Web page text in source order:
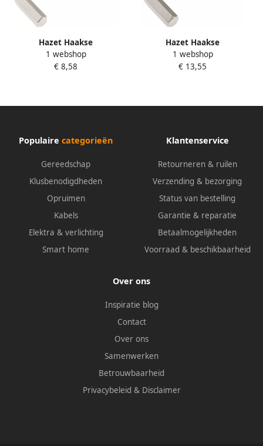
Hazet Haakse
schroevendraaier 2100-10 ·
Binnen-zeskant-profiel · SW
1 webshop
€ 8,58
Hazet Haakse
schroevendraaier 2100-14 ·
Binnen-zeskant-profiel · SW
1 webshop
€ 13,55
Populaire categorieën
Gereedschap
Klusbenodigdheden
Opruimen
Kabels
Elektra & verlichting
Smart home
Klantenservice
Retourneren & ruilen
Verzending & bezorging
Status van bestelling
Garantie & reparatie
Betaalmogelijkheden
Voorraad & beschikbaarheid
Over ons
Inspiratie blog
Contact
Over ons
Samenwerken
Betrouwbaarheid
Privacybeleid & Disclaimer